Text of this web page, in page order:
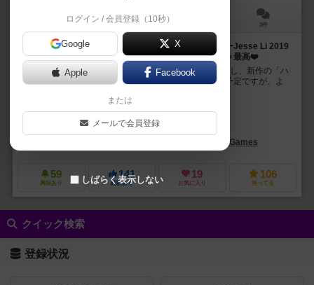
15～30分 3件
『ハラグロパティスリー』！！台湾の有名なデザイナーJesse Li 2019
新作リリース！腹黑＋可愛い動物達＋美味しいケーキ＝最高❤️
皆さん、こんにちは。 ゲームマーケット2019秋に参加し、新作の「ハ
ラグロパティスリー」プレミアバージョンを頒布する予定ですが、よ
ジェシー・リー（Jesse Li）
チェ・ミン・テン（Chieh Ming Teng）
迷走工作坊 Mizo Games
59
興味あり
141
経験あり
19
お気に入り
106
持ってる
クイック検索
登録状況
ログイン / 会員登録（10秒）
Google X
Apple Facebook
または
メールで会員登録
しばらく表示しない